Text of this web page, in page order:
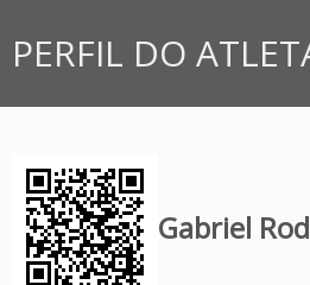
PERFIL DO
Gabriel